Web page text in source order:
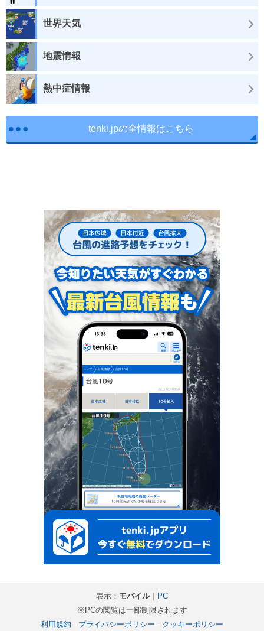
世界天気
地震情報
熱中症情報
tenki.jpの全情報はこちら
表示： モバイル｜
PC
※PCの閲覧は一部制限されます
利用規約 - プライバシーポリシー - クッキーポリシー